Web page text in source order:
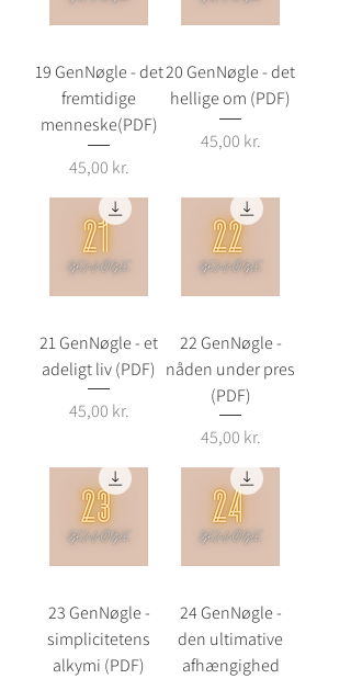
19 GenNøgle - det
fremtidige
menneske(PDF)
Pris
45,00 kr.
20 GenNøgle - det
hellige om (PDF)
Pris
45,00 kr.
21 GenNøgle - et
adeligt liv (PDF)
Pris
45,00 kr.
22 GenNøgle -
nåden under pres
(PDF)
Pris
45,00 kr.
23 GenNøgle -
simplicitetens
alkymi (PDF)
24 GenNøgle -
den ultimative
afhængighed